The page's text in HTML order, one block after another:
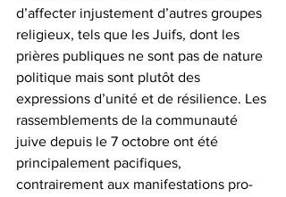
d’affecter injustement d’autres groupes
religieux, tels que les Juifs, dont les
prières publiques ne sont pas de nature
politique mais sont plutôt des
expressions d’unité et de résilience. Les
rassemblements de la communauté
juive depuis le 7 octobre ont été
principalement pacifiques,
contrairement aux manifestations pro-